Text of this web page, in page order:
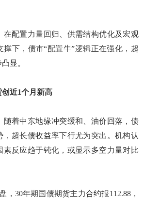
配置力量回归、供需结构优化及宏观
撑下，债市“配置牛”逻辑正在强化，超
显。
近1个月新高
着中东地缘冲突缓和、油价回落，债
，超长债收益率下行尤为突出。机构认
素反应趋于钝化，或显示多空力量对比
30年期国债期货主力合约报112.88，